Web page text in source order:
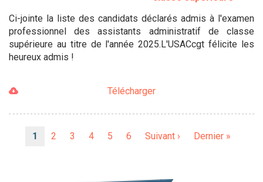
Ci-jointe la liste des candidats déclarés admis à l'examen
professionnel des assistants administratif de classe
supérieure au titre de l'année 2025.L'USACcgt félicite les
heureux admis !
Télécharger
Page
1 Page
2 Page
3 Page
4 Page
5 Page
6
Page
Suivant ›
Dernière
Dernier »